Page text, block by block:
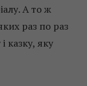
А то ж
раз по раз
казку, яку